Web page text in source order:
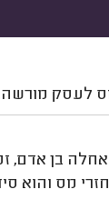
מס לעסק
10 מ-10. הוא
מס והוא